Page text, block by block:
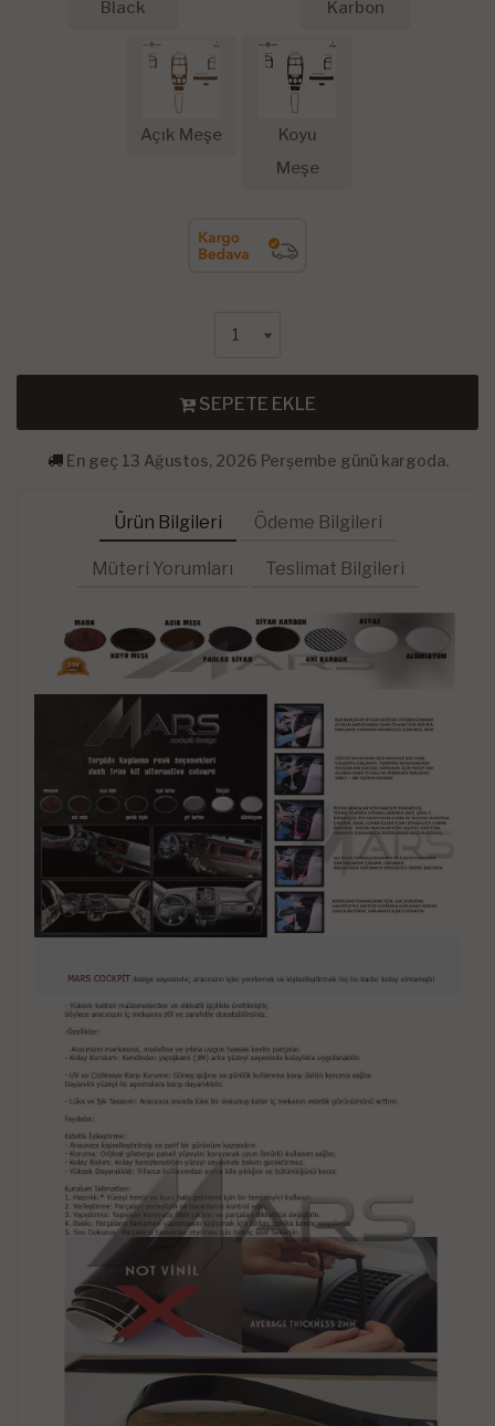
Black
Karbon
Açık Meşe
Koyu
Meşe
SEPETE EKLE
En geç 13 Ağustos, 2026 Perşembe günü kargoda.
Ürün Bilgileri Ödeme Bilgileri
Müteri Yorumları Teslimat Bilgileri